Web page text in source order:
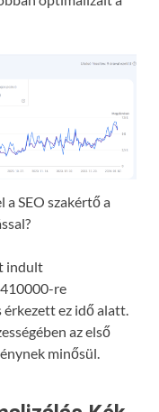
SEO szakértő a
indult
re
ez idő alatt.
az első
minősül.